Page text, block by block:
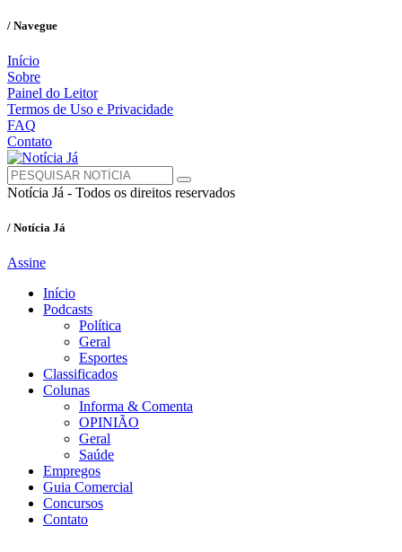
/ Navegue
Início
Sobre
Painel do Leitor
Termos de Uso e Privacidade
FAQ
Contato
Notícia Já - Todos os direitos reservados
/ Notícia Já
Assine
Início
Podcasts
Política
Geral
Esportes
Classificados
Colunas
Informa & Comenta
OPINIÃO
Geral
Saúde
Empregos
Guia Comercial
Concursos
Contato